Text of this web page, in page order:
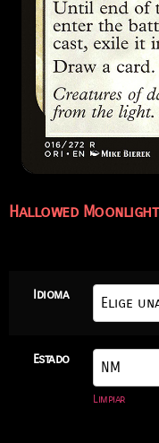
Hallowed Moonlight
Idioma
Estado
Limpiar